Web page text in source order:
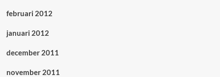
februari 2012
januari 2012
december 2011
november 2011